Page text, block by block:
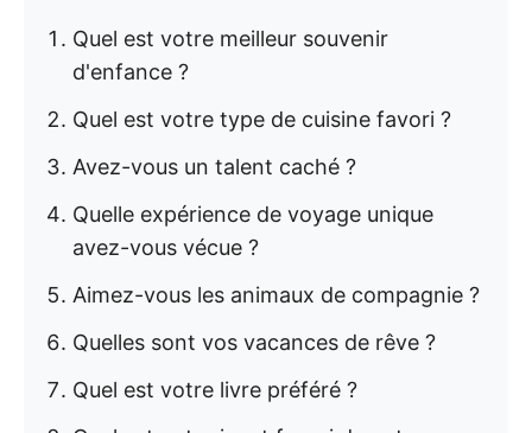
Quel est votre meilleur souvenir
d'enfance ?
Quel est votre type de cuisine favori ?
Avez-vous un talent caché ?
Quelle expérience de voyage unique
avez-vous vécue ?
Aimez-vous les animaux de compagnie ?
Quelles sont vos vacances de rêve ?
Quel est votre livre préféré ?